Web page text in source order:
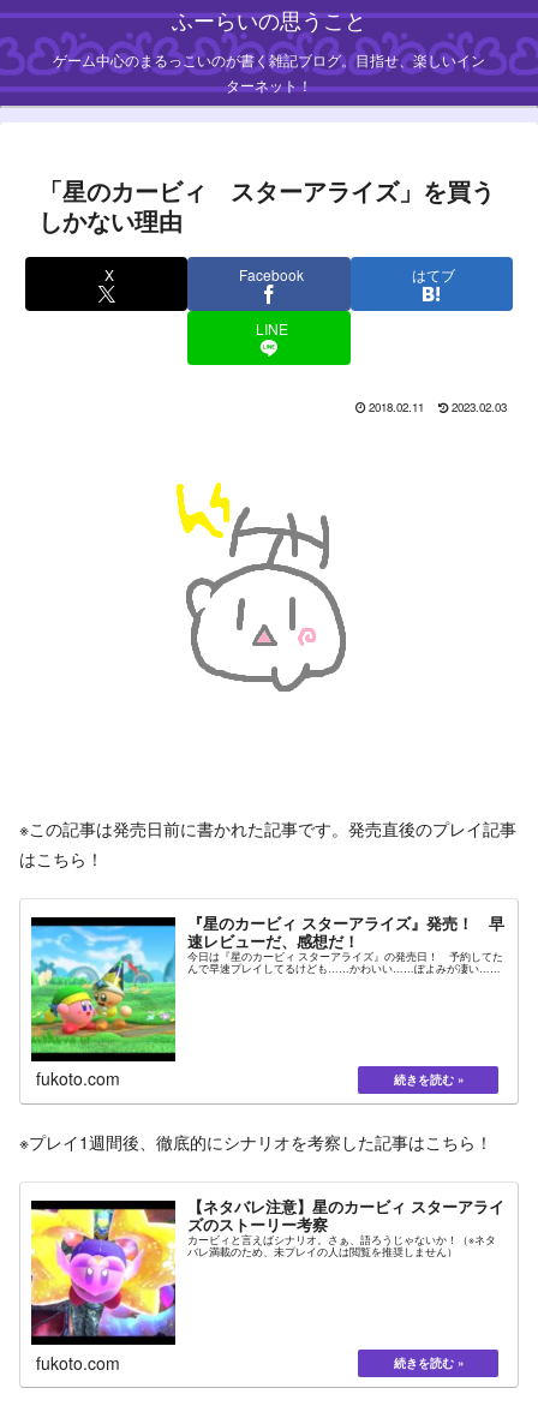
ふーらいの思うこと
ゲーム中心のまるっこいのが書く雑記ブログ。目指せ、楽しいイン
ターネット！
「星のカービィ スターアライズ」を買う
しかない理由
X Facebook はてブ
LINE
2018.02.11 2023.02.03
※この記事は発売日前に書かれた記事です。発売直後のプレイ記事
はこちら！
『星のカービィ スターアライズ』発売！ 早
速レビューだ、感想だ！
今日は『星のカービィ スターアライズ』の発売日！ 予約してた
んで早速プレイしてるけども……かわいい……ぽよみが凄い……
fukoto.com
※プレイ1週間後、徹底的にシナリオを考察した記事はこちら！
【ネタバレ注意】星のカービィ スターアライ
ズのストーリー考察
カービィと言えばシナリオ。さぁ、語ろうじゃないか！（※ネタ
バレ満載のため、未プレイの人は閲覧を推奨しません）
fukoto.com